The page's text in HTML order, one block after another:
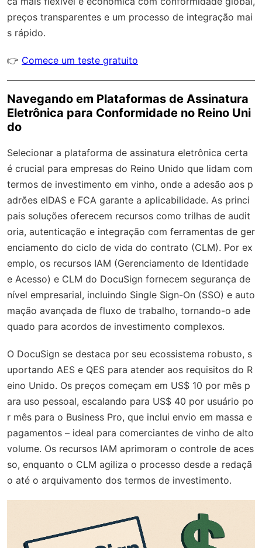
preços transparentes e um processo de integração mai
s rápido.
👉 Comece um teste gratuito
Navegando em Plataformas de Assinatura
Eletrônica para Conformidade no Reino Uni
do
Selecionar a plataforma de assinatura eletrônica certa
é crucial para empresas do Reino Unido que lidam com
termos de investimento em vinho, onde a adesão aos p
adrões eIDAS e FCA garante a aplicabilidade. As princi
pais soluções oferecem recursos como trilhas de audit
oria, autenticação e integração com ferramentas de ger
enciamento do ciclo de vida do contrato (CLM). Por ex
emplo, os recursos IAM (Gerenciamento de Identidade
e Acesso) e CLM do DocuSign fornecem segurança de
nível empresarial, incluindo Single Sign-On (SSO) e auto
mação avançada de fluxo de trabalho, tornando-o ade
quado para acordos de investimento complexos.
O DocuSign se destaca por seu ecossistema robusto, s
uportando AES e QES para atender aos requisitos do R
eino Unido. Os preços começam em US$ 10 por mês p
ara uso pessoal, escalando para US$ 40 por usuário po
r mês para o Business Pro, que inclui envio em massa e
pagamentos – ideal para comerciantes de vinho de alto
volume. Os recursos IAM aprimoram o controle de aces
so, enquanto o CLM agiliza o processo desde a redaçã
o até o arquivamento dos termos de investimento.